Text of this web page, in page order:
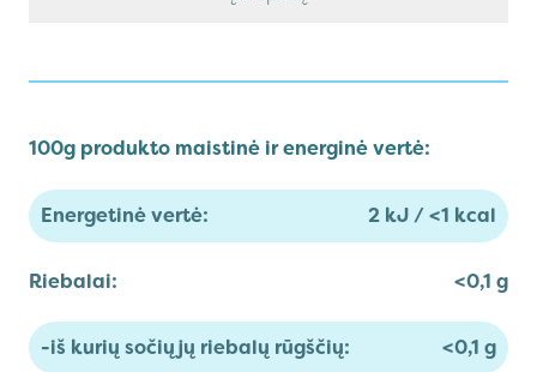
100g produkto maistinė ir energinė vertė:
Energetinė vertė: 2 kJ / <1 kcal
Riebalai: <0,1 g
-iš kurių sočiųjų riebalų rūgščių: <0,1 g